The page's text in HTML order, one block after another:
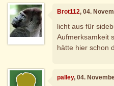
Brot112, 04.
licht aus für
Aufmerksamkeit
hätte hier schon
palley, 04.